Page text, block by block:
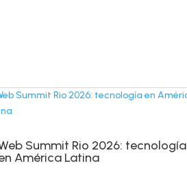
Summit Rio 2026: tecnología
América Latina